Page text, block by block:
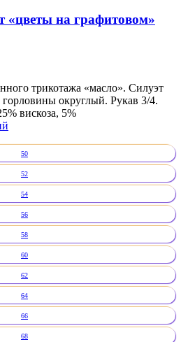
«цветы на графитовом»
трикотажа «масло». Силуэт
округлый. Рукав 3/4.
вискоза, 5%
50
52
54
56
58
60
62
64
66
68